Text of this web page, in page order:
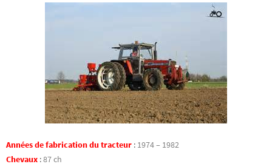
Années de fabrication du tracteur : 1974 – 1982
Chevaux :87 ch